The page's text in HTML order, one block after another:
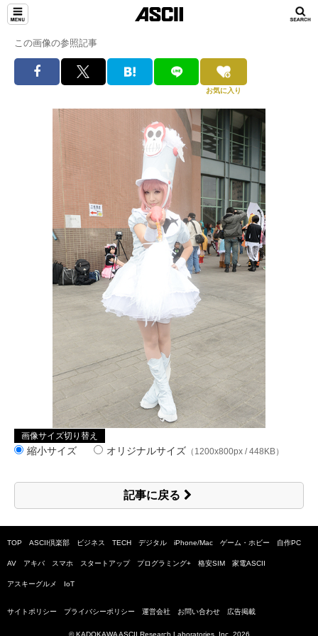
この画像の参照記事
お気に入り
画像サイズ切り替え
縮小サイズ オリジナルサイズ （1200x800px / 448KB）
記事に戻る
TOP ASCII倶楽部 ビジネス TECH デジタル iPhone/Mac ゲーム・ホビー 自作PC
AV アキバ スマホ スタートアップ プログラミング+ 格安SIM 家電ASCII
アスキーグルメ IoT
サイトポリシー プライバシーポリシー 運営会社 お問い合わせ 広告掲載
© KADOKAWA ASCII Research Laboratories, Inc. 2026